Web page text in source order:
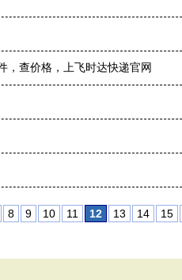
，查价格，上飞时达快递官网
8 9 10 11 12 13 14 15